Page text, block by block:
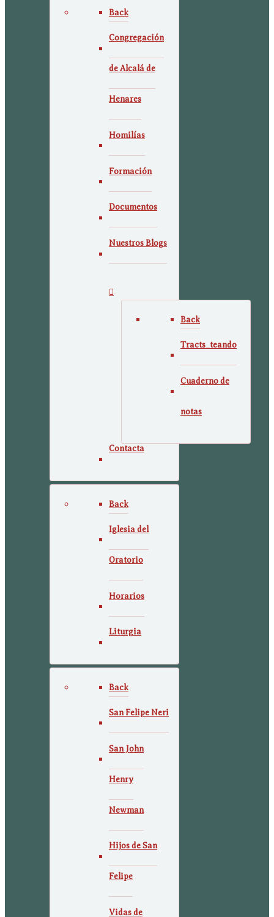
Back
Congregación
de Alcalá de
Henares
Homilías
Formación
Documentos
Nuestros Blogs
Back
Tracts_teando
Cuaderno de
notas
Contacta
Back
Iglesia del
Oratorio
Horarios
Liturgia
Back
San Felipe Neri
San John
Henry
Newman
Hijos de San
Felipe
Vidas de